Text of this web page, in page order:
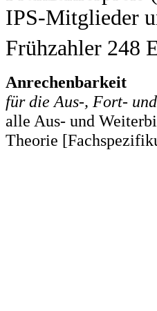
IPS-Mitglieder
Frühzahler 248
Anrechenbarkeit
für die Aus-, Fort-
alle Aus- und
Theorie